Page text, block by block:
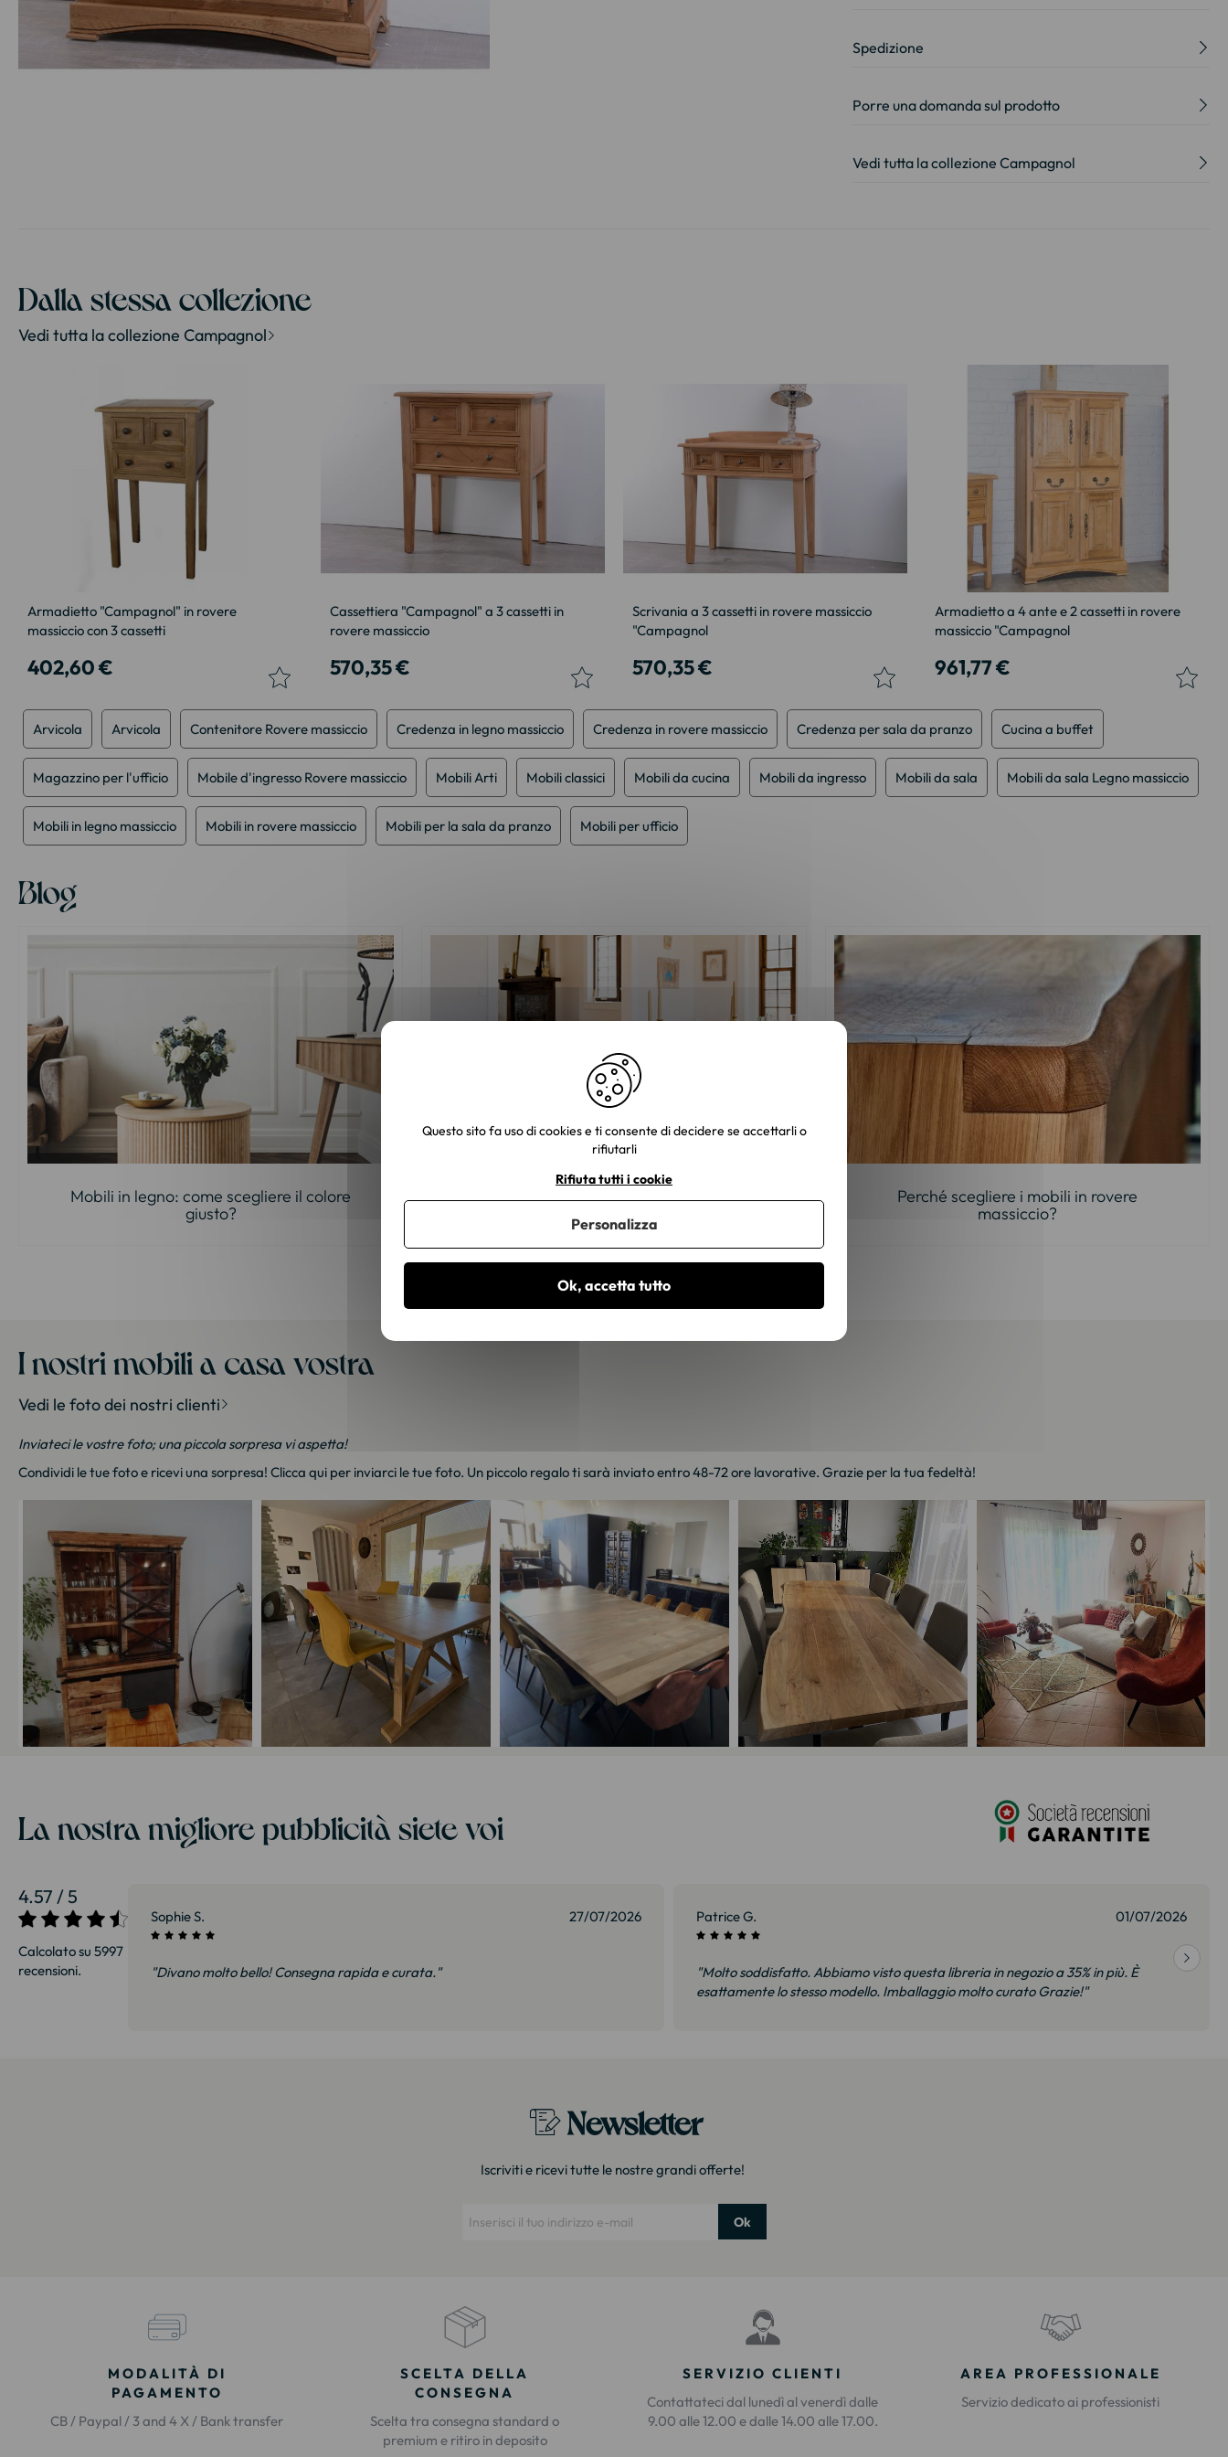
Spedizione
Porre una domanda sul prodotto
Vedi tutta la collezione Campagnol
Dalla stessa collezione
Vedi tutta la collezione Campagnol
Armadietto "Campagnol" in rovere
massiccio con 3 cassetti
402,60 €
Cassettiera "Campagnol" a 3 cassetti in
rovere massiccio
570,35 €
Scrivania a 3 cassetti in rovere massiccio
"Campagnol
570,35 €
Armadietto a 4 ante e 2 cassetti in rovere
massiccio "Campagnol
961,77 €
Arvicola Arvicola Contenitore Rovere massiccio Credenza in legno massiccio Credenza in rovere massiccio Credenza per sala da pranzo Cucina a buffet
Magazzino per l'ufficio Mobile d'ingresso Rovere massiccio Mobili Arti Mobili classici Mobili da cucina Mobili da ingresso Mobili da sala Mobili da sala Legno massiccio
Mobili in legno massiccio Mobili in rovere massiccio Mobili per la sala da pranzo Mobili per ufficio
Blog
Mobili in legno: come scegliere il colore
giusto?
Come arreda la sua sala da pranzo?
Perché scegliere i mobili in rovere
massiccio?
I nostri mobili a casa vostra
Vedi le foto dei nostri clienti
Inviateci le vostre foto; una piccola sorpresa vi aspetta!
Condividi le tue foto e ricevi una sorpresa! Clicca qui per inviarci le tue foto. Un piccolo regalo ti sarà inviato entro 48-72 ore lavorative. Grazie per la tua fedeltà!
La nostra migliore pubblicità siete voi
4.57 / 5
Calcolato su 5997
recensioni.
27/07/2026
e soprattutto
Sophie S. 27/07/2026
"Divano molto bello! Consegna rapida e curata."
Patrice G. 01/07/2026
"Molto soddisfatto. Abbiamo visto questa libreria in negozio a 35% in più. È
esattamente lo stesso modello. Imballaggio molto curato Grazie!"
Newsletter
Iscriviti e ricevi tutte le nostre grandi offerte!
Ok
MODALITÀ DI
PAGAMENTO
CB / Paypal / 3 and 4 X / Bank transfer
SCELTA DELLA
CONSEGNA
Scelta tra consegna standard o
premium e ritiro in deposito
SERVIZIO CLIENTI
Contattateci dal lunedì al venerdì dalle
9.00 alle 12.00 e dalle 14.00 alle 17.00.
AREA PROFESSIONALE
Servizio dedicato ai professionisti
Questo sito fa uso di cookies e ti consente di decidere se accettarli o
rifiutarli
Ok, accetta tutto
Rifiuta tutti i cookie
Personalizza